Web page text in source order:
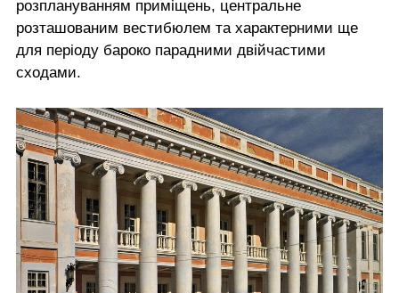
розплануванням приміщень, центральне
розташованим вестибюлем та характерними ще
для періоду бароко парадними двійчастими
сходами.